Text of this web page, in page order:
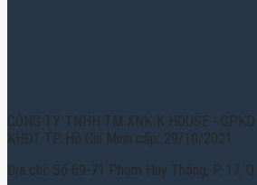
CÔNG TY TNHH TM XNK K HOUSE -
KHĐT TP. Hồ Chí Minh cấp: 29/10/2021
Địa chỉ: Số 69-71 Phạm Huy Thông, P. 17,